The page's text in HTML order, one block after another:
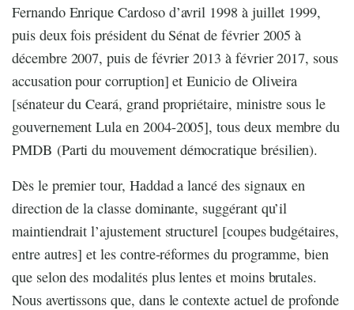
Fernando Enrique Cardoso d’avril 1998 à juillet 1999,
puis deux fois président du Sénat de février 2005 à
décembre 2007, puis de février 2013 à février 2017, sous
accusation pour corruption] et Eunicio de Oliveira
[sénateur du Ceará, grand propriétaire, ministre sous le
gouvernement Lula en 2004-2005], tous deux membre du
PMDB (Parti du mouvement démocratique brésilien).
Dès le premier tour, Haddad a lancé des signaux en
direction de la classe dominante, suggérant qu’il
maintiendrait l’ajustement structurel [coupes budgétaires,
entre autres] et les contre-réformes du programme, bien
que selon des modalités plus lentes et moins brutales.
Nous avertissons que, dans le contexte actuel de profonde